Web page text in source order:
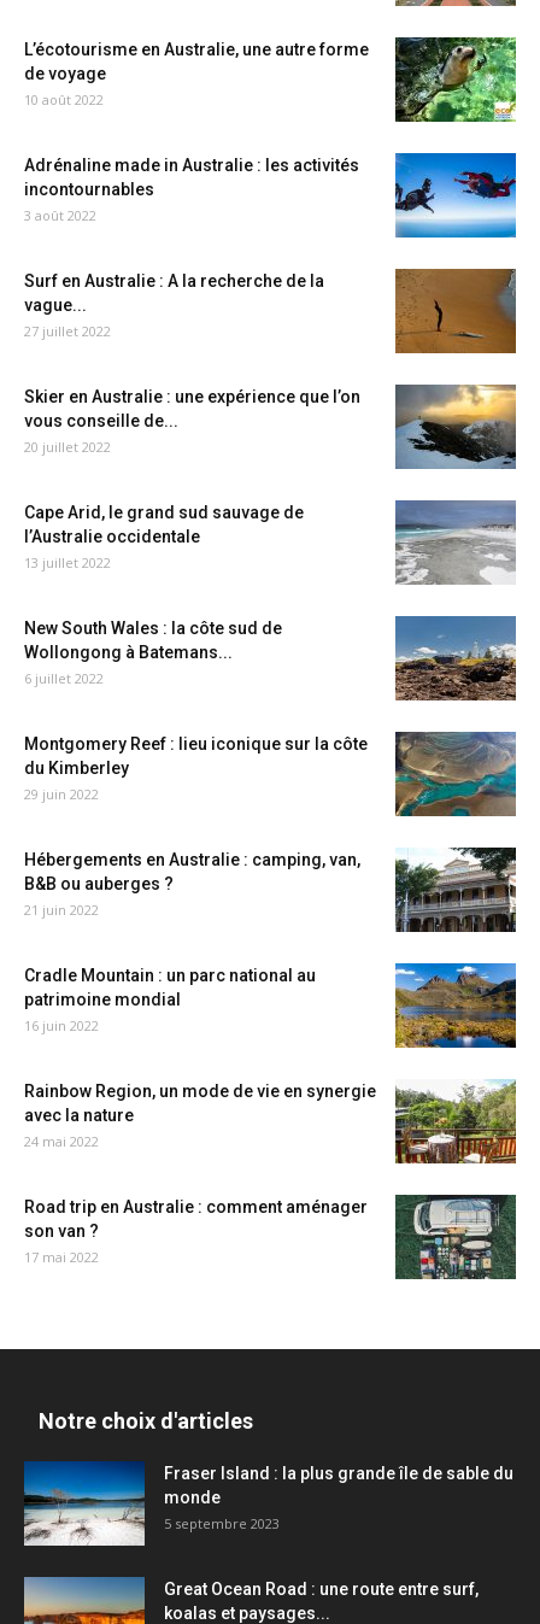
L’écotourisme en Australie, une autre forme
de voyage
10 août 2022
Adrénaline made in Australie : les activités
incontournables
3 août 2022
Surf en Australie : A la recherche de la
vague...
27 juillet 2022
Skier en Australie : une expérience que l’on
vous conseille de...
20 juillet 2022
Cape Arid, le grand sud sauvage de
l’Australie occidentale
13 juillet 2022
New South Wales : la côte sud de
Wollongong à Batemans...
6 juillet 2022
Montgomery Reef : lieu iconique sur la côte
du Kimberley
29 juin 2022
Hébergements en Australie : camping, van,
B&B ou auberges ?
21 juin 2022
Cradle Mountain : un parc national au
patrimoine mondial
16 juin 2022
Rainbow Region, un mode de vie en synergie
avec la nature
24 mai 2022
Road trip en Australie : comment aménager
son van ?
17 mai 2022
Notre choix d'articles
Fraser Island : la plus grande île de sable du
monde
5 septembre 2023
Great Ocean Road : une route entre surf,
koalas et paysages...